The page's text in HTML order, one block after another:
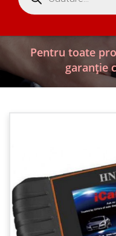
Pentru toate
garanție